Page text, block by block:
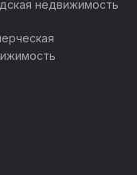
недвижимость